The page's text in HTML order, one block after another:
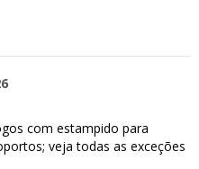
com estampido para
veja todas as exceções